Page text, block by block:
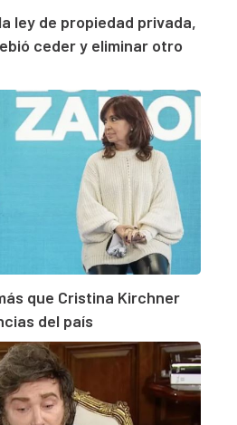
ley de propiedad privada,
ceder y eliminar otro
que Cristina Kirchner
del país